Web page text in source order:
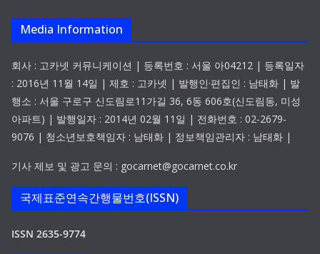
Media Information
회사 : 고카넷 커뮤니케이션 | 등록번호 : 서울 아04212 | 등록일자
: 2016년 11월 14일 | 제호 : 고카넷 | 발행인·편집인 : 남태화 | 발
행소 : 서울 구로구 신도림로11가길 36, 6동 606호(신도림동, 미성
아파트) | 발행일자 : 2014년 02월 11일 | 전화번호 : 02-2679-
9076 | 청소년보호책임자 : 남태화 | 정보책임관리자 : 남태화 |
기사 제보 및 광고 문의 : gocarnet@gocarnet.co.kr
국제표준연속간행물번호(ISSN)
ISSN 2635-9774